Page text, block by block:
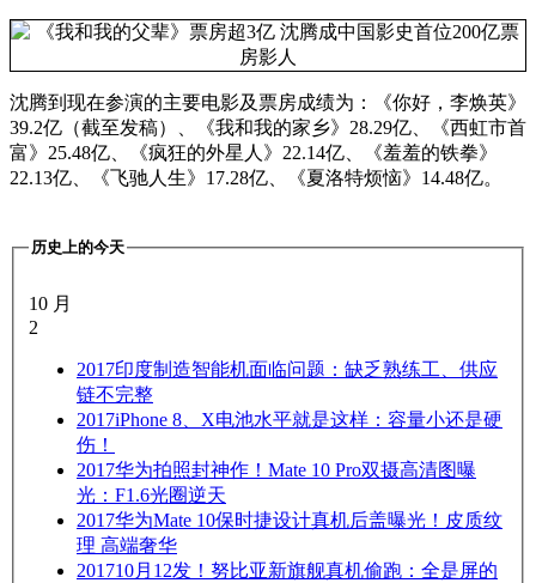
沈腾到现在参演的主要电影及票房成绩为：《你好，李焕英》
39.2亿（截至发稿）、《我和我的家乡》28.29亿、《西虹市首
富》25.48亿、《疯狂的外星人》22.14亿、《羞羞的铁拳》
22.13亿、《飞驰人生》17.28亿、《夏洛特烦恼》14.48亿。
历史上的今天
10 月
2
2017印度制造智能机面临问题：缺乏熟练工、供应
链不完整
2017iPhone 8、X电池水平就是这样：容量小还是硬
伤！
2017华为拍照封神作！Mate 10 Pro双摄高清图曝
光：F1.6光圈逆天
2017华为Mate 10保时捷设计真机后盖曝光！皮质纹
理 高端奢华
201710月12发！努比亚新旗舰真机偷跑：全是屏的